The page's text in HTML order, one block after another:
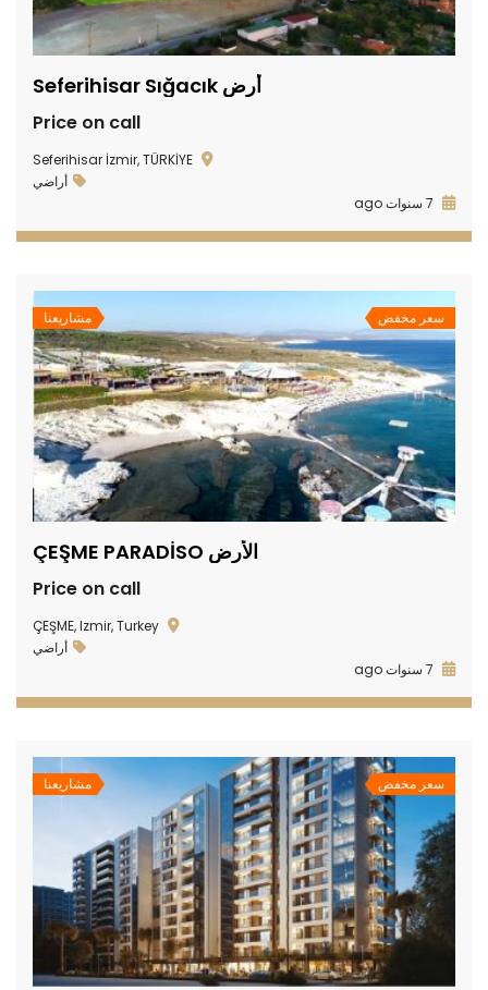
أرض Seferihisar Sığacık
Price on call
Seferihisar İzmir, TÜRKİYE
أراضي
سعر مخفض مشاريعنا
الأرض ÇEŞME PARADİSO
Price on call
ÇEŞME, Izmir, Turkey
أراضي
سعر مخفض مشاريعنا